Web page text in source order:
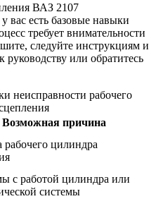
ВАЗ 2107
вас есть базовые навыки
требует внимательности
следуйте инструкциям и
руководству или обратитесь
неисправности рабочего
Возможная причина
цилиндра
с работой цилиндра или
системы